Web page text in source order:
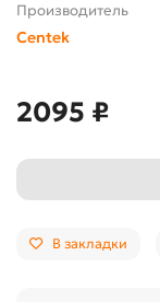
Производитель
Centek
2095 ₽
В закладки